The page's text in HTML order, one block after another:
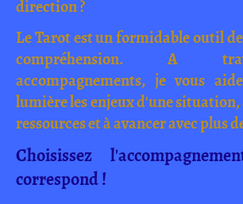
direction ?
Le Tarot est un formidable outil
compréhension. A
accompagnements, je vous
lumière les enjeux d'une
ressources et à avancer avec plus
Choisissez
correspond !